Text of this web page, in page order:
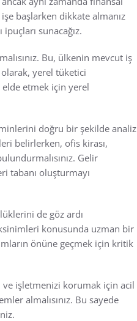
başlarken dikkate almanız
sunacağız.
Bu, ülkenin mevcut iş
olarak, yerel tüketici
etmek için yerel
doğru bir şekilde analiz
belirlerken, ofis kirası,
Gelir
tabanı oluşturmayı
de göz ardı
konusunda uzman bir
önüne geçmek için kritik
ve işletmenizi korumak için acil
almalısınız. Bu sayede